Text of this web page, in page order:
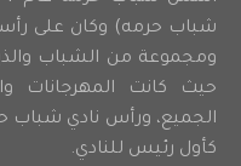
شباب حرمه) وكان على
ومجموعة من الشباب
حيث كانت المهرجانات
الجميع، ورأس نادي شباب
كأول رئيس للنادي.